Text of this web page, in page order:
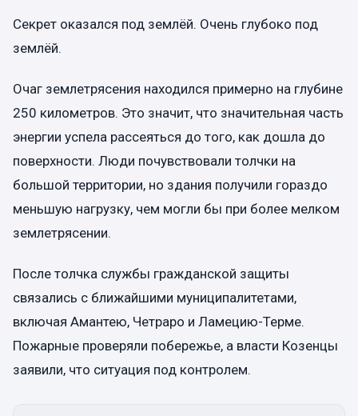
Секрет оказался под землёй. Очень глубоко под
землёй.
Очаг землетрясения находился примерно на глубине
250 километров. Это значит, что значительная часть
энергии успела рассеяться до того, как дошла до
поверхности. Люди почувствовали толчки на
большой территории, но здания получили гораздо
меньшую нагрузку, чем могли бы при более мелком
землетрясении.
После толчка службы гражданской защиты
связались с ближайшими муниципалитетами,
включая Амантею, Четраро и Ламецию-Терме.
Пожарные проверяли побережье, а власти Козенцы
заявили, что ситуация под контролем.